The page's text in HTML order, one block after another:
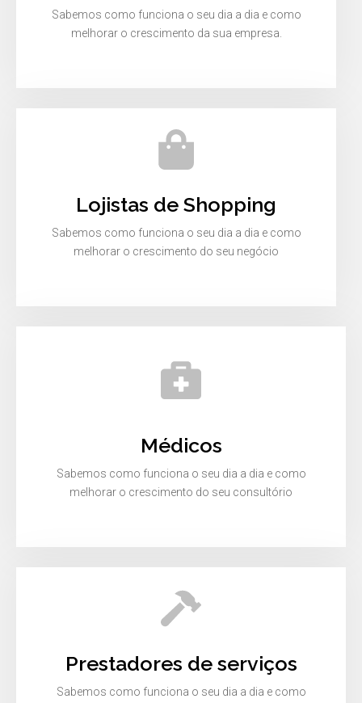
Sabemos como funciona o seu dia a dia e como
melhorar o crescimento da sua empresa.
Lojistas de Shopping
Sabemos como funciona o seu dia a dia e como
melhorar o crescimento do seu negócio
Médicos
Sabemos como funciona o seu dia a dia e como
melhorar o crescimento do seu consultório
Prestadores de serviços
Sabemos como funciona o seu dia a dia e como